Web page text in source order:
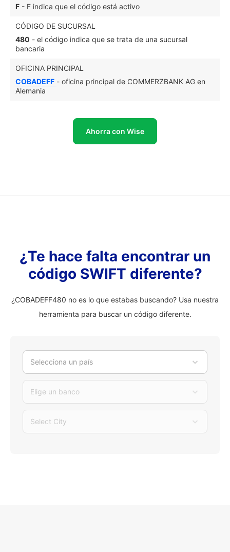
F - F indica que el código está activo
CÓDIGO DE SUCURSAL
480 - el código indica que se trata de una sucursal
bancaria
OFICINA PRINCIPAL
COBADEFF - oficina principal de COMMERZBANK AG en
Alemania
Ahorra con Wise
¿Te hace falta encontrar un
código SWIFT diferente?
¿COBADEFF480 no es lo que estabas buscando? Usa nuestra
herramienta para buscar un código diferente.
Selecciona un país
Elige un banco
Select City